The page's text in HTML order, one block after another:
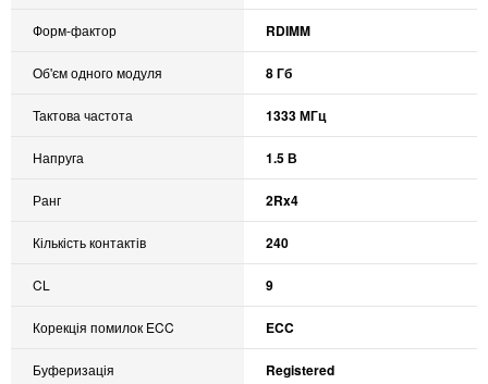
Форм-фактор RDIMM
Об'єм одного модуля 8 Гб
Тактова частота 1333 МГц
Напруга 1.5 В
Ранг 2Rx4
Кількість контактів 240
CL 9
Корекція помилок ECC ECC
Буферизація Registered